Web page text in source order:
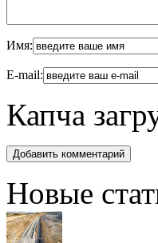
Имя:
E-mail:
Капча
Новые